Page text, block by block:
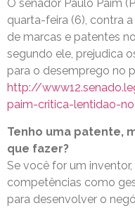
O senador Paulo Paim
quarta-feira (6), contra
de marcas e patentes
segundo ele, prejudica
para o desemprego no
http://
paim-critica-lentidao-
Tenho uma patente,
que fazer?
Se você for um
competências como
para desenvolver o